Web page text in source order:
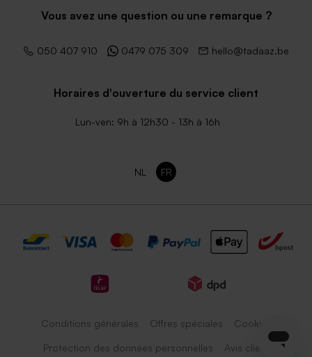
Vous avez une question ou une remarque ?
050 407 910 0479 075 309 hello@tadaaz.be
Horaires d'ouverture du service client
Lun-ven: 9h à 12h30 - 13h à 16h
NL FR
Conditions générales Offres spéciales Cookies
Protection des données personnelles Avis client